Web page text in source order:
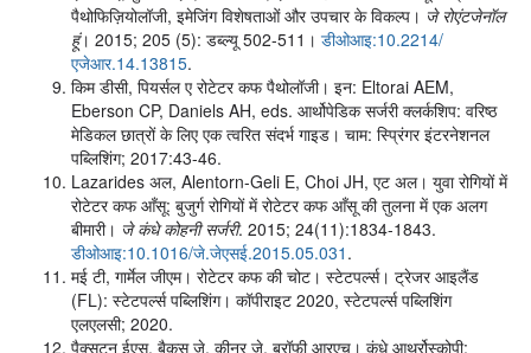
पैथोफिज़ियोलॉजी, इमेजिंग विशेषताओं और उपचार के विकल्प। जे रोएंटजेनॉल
हूं। 2015; 205 (5): डब्ल्यू 502-511। डीओआइ:10.2214/
एजेआर.14.13815.
किम डीसी, पियर्सल ए रोटेटर कफ पैथोलॉजी। इन: Eltorai AEM,
Eberson CP, Daniels AH, eds. आर्थोपेडिक सर्जरी क्लर्कशिप: वरिष्ठ
मेडिकल छात्रों के लिए एक त्वरित संदर्भ गाइड। चाम: स्प्रिंगर इंटरनेशनल
पब्लिशिंग; 2017:43-46.
Lazarides अल, Alentorn-Geli E, Choi JH, एट अल। युवा रोगियों में
रोटेटर कफ आँसू: बुजुर्ग रोगियों में रोटेटर कफ आँसू की तुलना में एक अलग
बीमारी। जे कंधे कोहनी सर्जरी. 2015; 24(11):1834-1843.
डीओआइ:10.1016/जे.जेएसई.2015.05.031 .
मई टी, गार्मेल जीएम। रोटेटर कफ की चोट। स्टेटपर्ल्स। ट्रेजर आइलैंड
(FL): स्टेटपर्ल्स पब्लिशिंग। कॉपीराइट 2020, स्टेटपर्ल्स पब्लिशिंग
एलएलसी; 2020.
पैक्सटन ईएस, बैकस जे, कीनर जे, ब्रॉफी आरएच। कंधे आर्थ्रोस्कोपी: